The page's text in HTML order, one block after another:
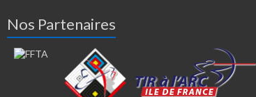
Nos Partenaires